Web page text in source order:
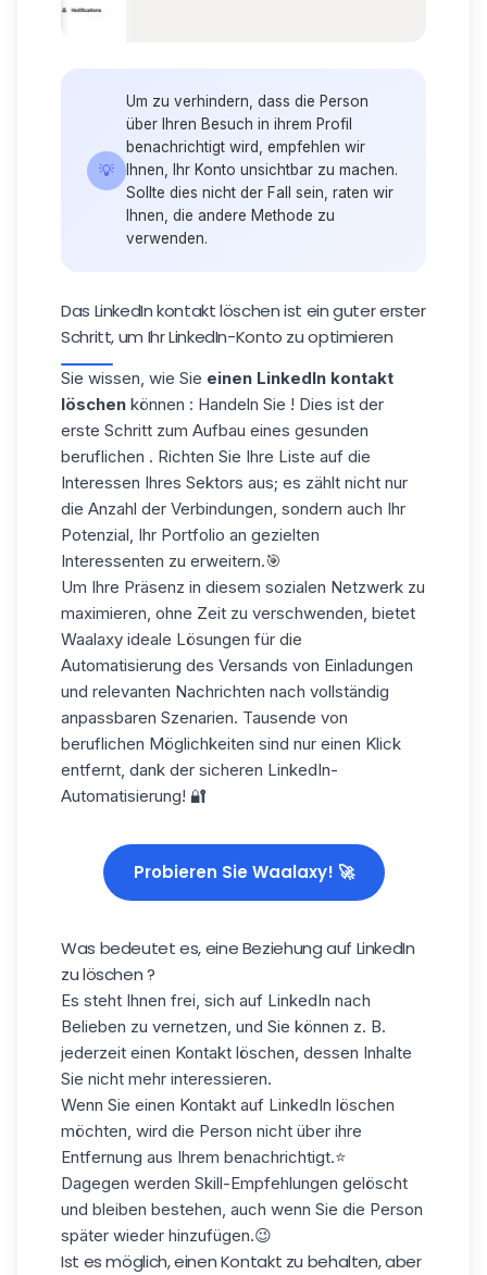
💡
Um zu verhindern, dass die Person
über Ihren Besuch in ihrem Profil
benachrichtigt wird, empfehlen wir
Ihnen, Ihr Konto unsichtbar zu machen.
Sollte dies nicht der Fall sein, raten wir
Ihnen, die andere Methode zu
verwenden.
Das LinkedIn kontakt löschen ist ein guter erster
Schritt, um Ihr LinkedIn-Konto zu optimieren
Sie wissen, wie Sie einen LinkedIn kontakt
löschen können : Handeln Sie ! Dies ist der
erste Schritt zum Aufbau eines gesunden
beruflichen . Richten Sie Ihre Liste auf die
Interessen Ihres Sektors aus; es zählt nicht nur
die Anzahl der Verbindungen, sondern auch Ihr
Potenzial, Ihr Portfolio an gezielten
Interessenten zu erweitern.🎯
Um Ihre Präsenz in diesem sozialen Netzwerk zu
maximieren, ohne Zeit zu verschwenden, bietet
Waalaxy ideale Lösungen für die
Automatisierung des Versands von Einladungen
und relevanten Nachrichten nach vollständig
anpassbaren Szenarien. Tausende von
beruflichen Möglichkeiten sind nur einen Klick
entfernt, dank der sicheren LinkedIn-
Automatisierung! 🔐
Probieren Sie Waalaxy! 🚀
Was bedeutet es, eine Beziehung auf LinkedIn
zu löschen ?
Es steht Ihnen frei, sich auf LinkedIn nach
Belieben zu vernetzen, und Sie können z. B.
jederzeit einen Kontakt löschen, dessen Inhalte
Sie nicht mehr interessieren.
Wenn Sie einen Kontakt auf LinkedIn löschen
möchten, wird die Person nicht über ihre
Entfernung aus Ihrem benachrichtigt.⭐️
Dagegen werden Skill-Empfehlungen gelöscht
und bleiben bestehen, auch wenn Sie die Person
später wieder hinzufügen.😉
Ist es möglich, einen Kontakt zu behalten, aber